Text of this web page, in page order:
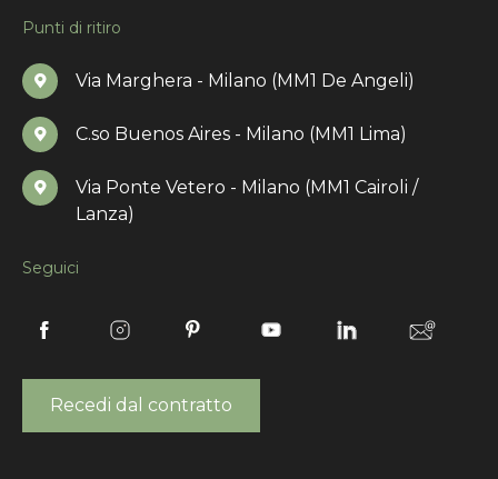
Punti di ritiro
Via Marghera - Milano (MM1 De Angeli)
C.so Buenos Aires - Milano (MM1 Lima)
Via Ponte Vetero - Milano (MM1 Cairoli /
Lanza)
Seguici
Recedi dal contratto